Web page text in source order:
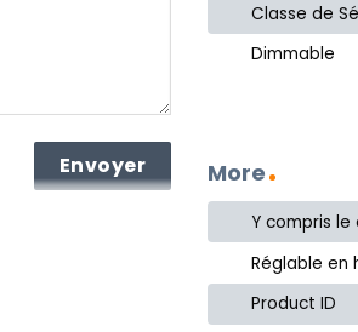
Classe de
Dimmable
More
Y compris le
Réglable en
Product ID